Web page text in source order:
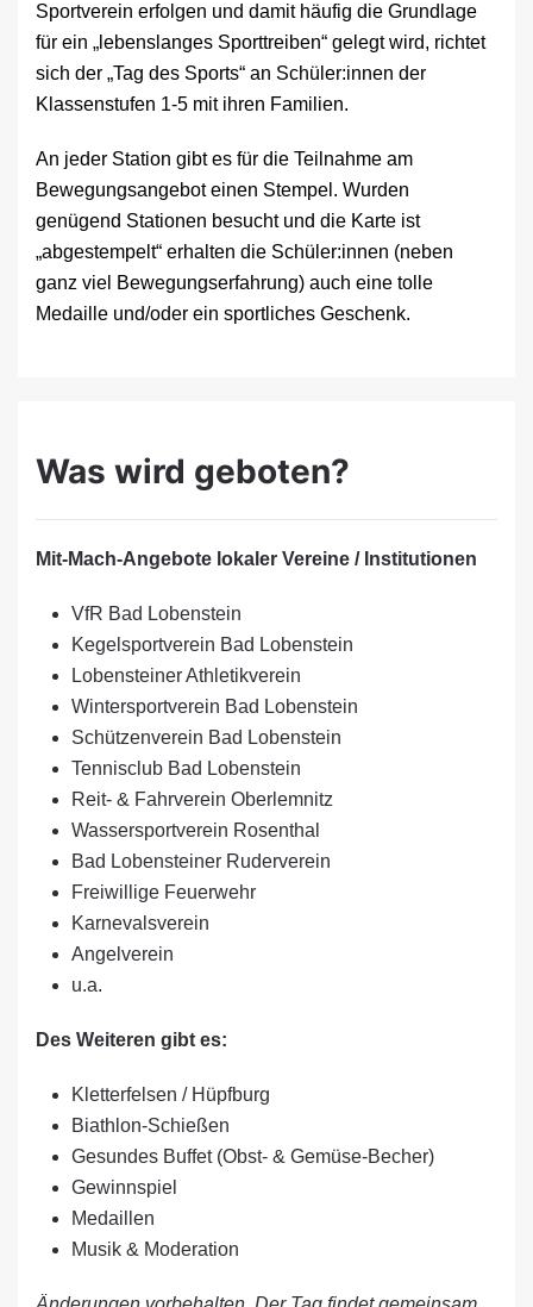
Sportverein erfolgen und damit häufig die Grundlage
für ein „lebenslanges Sporttreiben“ gelegt wird, richtet
sich der „Tag des Sports“ an Schüler:innen der
Klassenstufen 1-5 mit ihren Familien.
An jeder Station gibt es für die Teilnahme am
Bewegungsangebot einen Stempel. Wurden
genügend Stationen besucht und die Karte ist
„abgestempelt“ erhalten die Schüler:innen (neben
ganz viel Bewegungserfahrung) auch eine tolle
Medaille und/oder ein sportliches Geschenk.
Was wird geboten?
Mit-Mach-Angebote lokaler Vereine / Institutionen
VfR Bad Lobenstein
Kegelsportverein Bad Lobenstein
Lobensteiner Athletikverein
Wintersportverein Bad Lobenstein
Schützenverein Bad Lobenstein
Tennisclub Bad Lobenstein
Reit- & Fahrverein Oberlemnitz
Wassersportverein Rosenthal
Bad Lobensteiner Ruderverein
Freiwillige Feuerwehr
Karnevalsverein
Angelverein
u.a.
Des Weiteren gibt es:
Kletterfelsen / Hüpfburg
Biathlon-Schießen
Gesundes Buffet (Obst- & Gemüse-Becher)
Gewinnspiel
Medaillen
Musik & Moderation